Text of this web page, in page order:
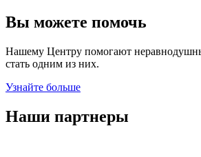
Вы можете помочь
Нашему Центру помогают
стать одним из них.
Узнайте больше
Наши партнеры